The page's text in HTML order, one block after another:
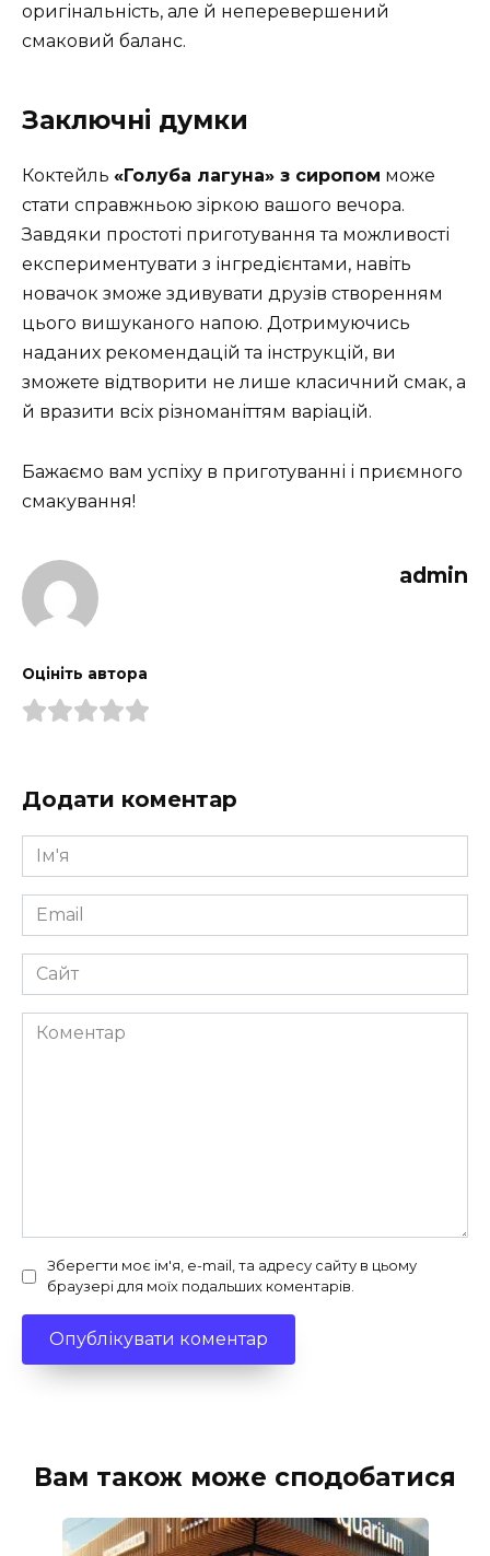
оригінальність, але й неперевершений
смаковий баланс.
Заключні думки
Коктейль «Голуба лагуна» з сиропом може
стати справжньою зіркою вашого вечора.
Завдяки простоті приготування та можливості
експериментувати з інгредієнтами, навіть
новачок зможе здивувати друзів створенням
цього вишуканого напою. Дотримуючись
наданих рекомендацій та інструкцій, ви
зможете відтворити не лише класичний смак, а
й вразити всіх різноманіттям варіацій.
Бажаємо вам успіху в приготуванні і приємного
смакування!
admin
Оцініть автора
Додати коментар
Ім'я
*
Email
*
Сайт
Коментар
Зберегти моє ім'я, e-mail, та адресу сайту в цьому
браузері для моїх подальших коментарів.
Вам також може сподобатися